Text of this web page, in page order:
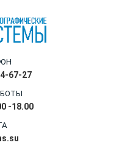
67-27
-18.00